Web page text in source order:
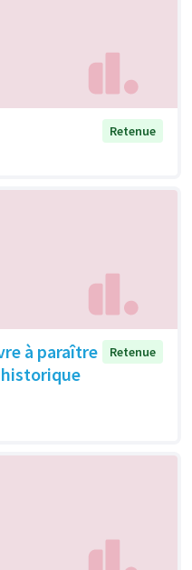
Retenue
à paraître
historique
Retenue